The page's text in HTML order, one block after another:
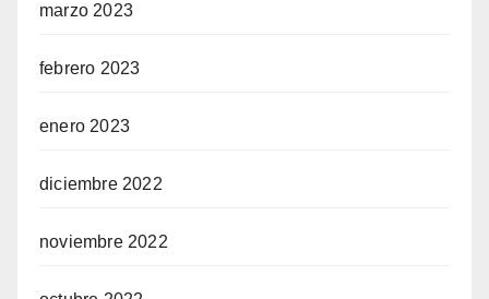
marzo 2023
febrero 2023
enero 2023
diciembre 2022
noviembre 2022